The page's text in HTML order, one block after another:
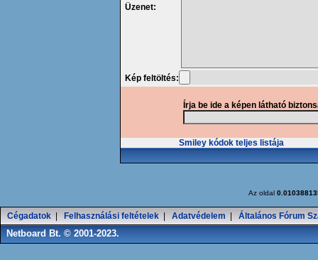
Üzenet:
Kép feltöltés:
Írja be ide a képen látható
Smiley kódok teljes listája
Az oldal
Cégadatok Felhasználási feltételek Adatvédelem Általános Fórum
Netboard Bt. © 2001-2023.